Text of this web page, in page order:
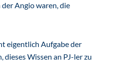
Angio waren, die
eigentlich Aufgabe der
dieses Wissen an PJ-ler zu